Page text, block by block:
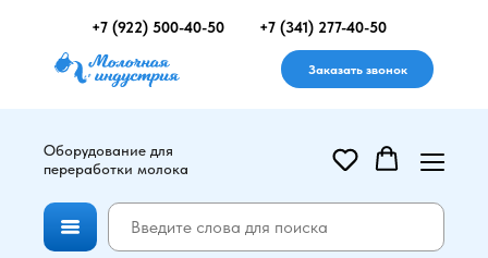
+7 (922) 500-40-50 +7 (341) 277-40-50
Заказать звонок
Оборудование для
переработки молока